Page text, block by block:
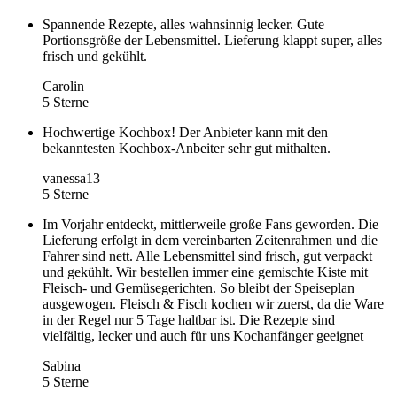
Spannende Rezepte, alles wahnsinnig lecker. Gute
Portionsgröße der Lebensmittel. Lieferung klappt super, alles
frisch und gekühlt.
Carolin
5 Sterne
Hochwertige Kochbox! Der Anbieter kann mit den
bekanntesten Kochbox-Anbeiter sehr gut mithalten.
vanessa13
5 Sterne
Im Vorjahr entdeckt, mittlerweile große Fans geworden. Die
Lieferung erfolgt in dem vereinbarten Zeitenrahmen und die
Fahrer sind nett. Alle Lebensmittel sind frisch, gut verpackt
und gekühlt. Wir bestellen immer eine gemischte Kiste mit
Fleisch- und Gemüsegerichten. So bleibt der Speiseplan
ausgewogen. Fleisch & Fisch kochen wir zuerst, da die Ware
in der Regel nur 5 Tage haltbar ist. Die Rezepte sind
vielfältig, lecker und auch für uns Kochanfänger geeignet
Sabina
5 Sterne